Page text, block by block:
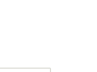
วามมุ่งมั่นในการยกระดับ